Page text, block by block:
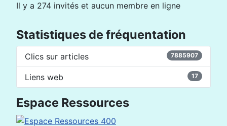
Espace Ressources
Il y a 274 invités et aucun membre en ligne
Statistiques de fréquentation
Clics sur articles 7885907
Liens web 17